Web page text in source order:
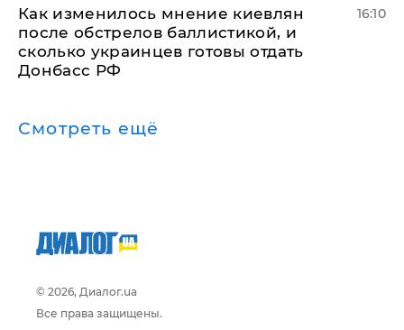
Как изменилось мнение киевлян
после обстрелов баллистикой, и
сколько украинцев готовы отдать
Донбасс РФ
16:10
Смотреть ещё
© 2026, Диалог.ua
Все права защищены.